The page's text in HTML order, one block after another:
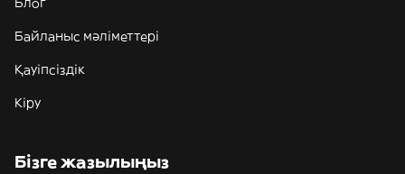
Байланыс мәліметтері
Қауіпсіздік
Кіру
Бізге жазылыңыз